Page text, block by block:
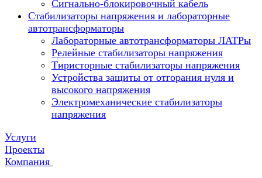
Сигнально-блокировочный кабель
Стабилизаторы напряжения и лабораторные
автотрансформаторы
Лабораторные автотрансформаторы ЛАТРы
Релейные стабилизаторы напряжения
Тиристорные стабилизаторы напряжения
Устройства защиты от отгорания нуля и
высокого напряжения
Электромеханические стабилизаторы
напряжения
Услуги
Проекты
Компания